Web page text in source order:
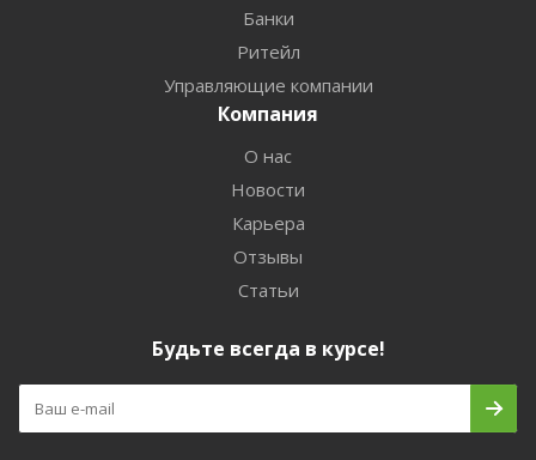
Банки
Ритейл
Управляющие компании
Компания
О нас
Новости
Карьера
Отзывы
Статьи
Будьте всегда в курсе!